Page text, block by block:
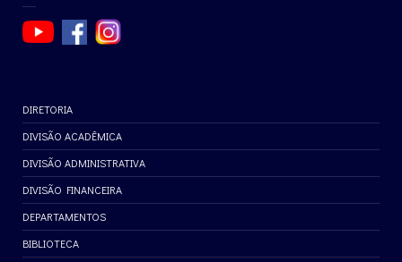
DIRETORIA
DIVISÃO ACADÊMICA
DIVISÃO ADMINISTRATIVA
DIVISÃO FINANCEIRA
DEPARTAMENTOS
BIBLIOTECA